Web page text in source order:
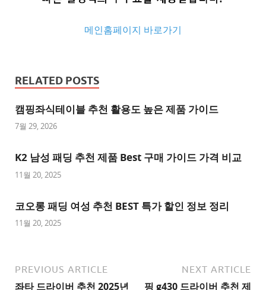
메인홈페이지 바로가기
사
이
트
천
사
트
1
사
이
RELATED POSTS
캠핑좌식테이블 추천 활용도 높은 제품 가이드
7월 29, 2026
K2 남성 패딩 추천 제품 Best 구매 가이드 가격 비교
11월 20, 2025
코오롱 패딩 여성 추천 BEST 특가 할인 정보 정리
11월 20, 2025
PREVIOUS ARTICLE
좌타 드라이버 추천 2025년
NEXT ARTICLE
핑 g430 드라이버 추천 제